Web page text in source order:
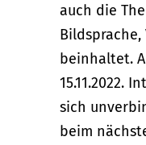
auch die
Bildsprache,
beinhaltet.
15.11.2022.
sich
beim